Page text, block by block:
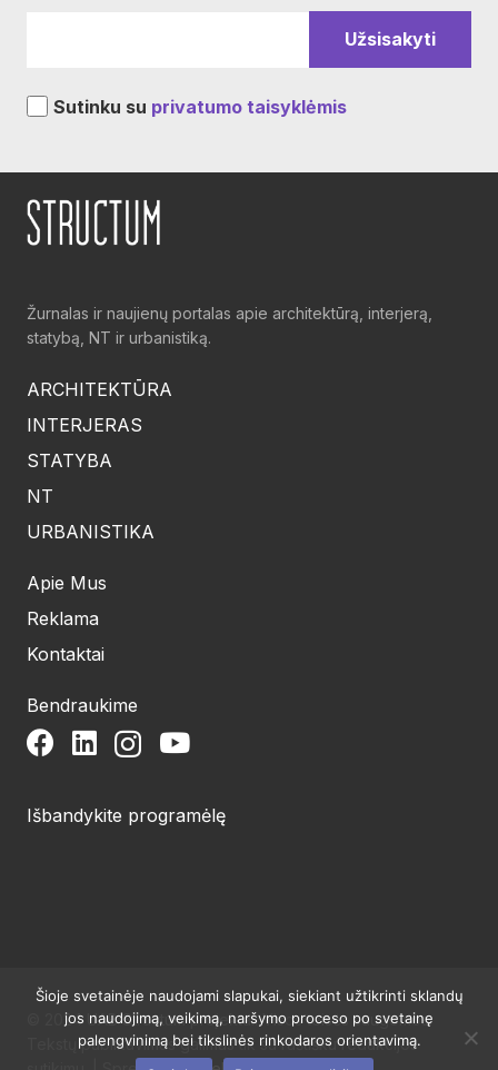
Sutinku su privatumo taisyklėmis
Žurnalas ir naujienų portalas apie architektūrą, interjerą,
statybą, NT ir urbanistiką.
ARCHITEKTŪRA
INTERJERAS
STATYBA
NT
URBANISTIKA
Apie Mus
Reklama
Kontaktai
Bendraukime
Išbandykite programėlę
© 2024 UAB Structum projektai. Visos teisės saugomos.
Tekstų publikavimas galimas tik su raštišku redakcijos
Šioje svetainėje naudojami slapukai, siekiant užtikrinti sklandų
jos naudojimą, veikimą, naršymo proceso po svetainę
palengvinimą bei tikslinės rinkodaros orientavimą.